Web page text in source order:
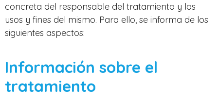
concreta del responsable del tratamiento y los
usos y fines del mismo. Para ello, se informa de los
siguientes aspectos:
Información sobre el
tratamiento